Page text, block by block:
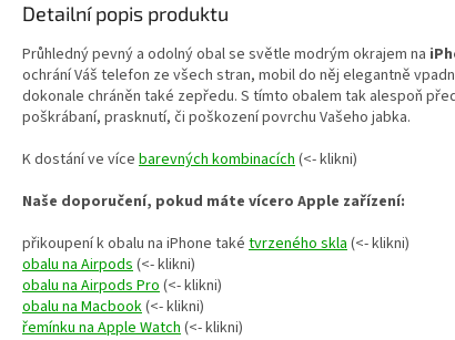
Detailní popis produktu
Průhledný pevný a odolný obal se světle modrým okrajem na
ochrání Váš telefon ze všech stran, mobil do něj elegantně
dokonale chráněn také zepředu. S tímto obalem tak alespoň
poškrábaní, prasknutí, či poškozenípovrchu Vašeho jabka.
K dostání ve více barevných kombinacích(<- klikni)
Naše doporučení, pokud máte vícero Apple zařízení:
přikoupení k obalu na iPhone také tvrzeného skla(<- klikni)
obalu na Airpods(<- klikni)
obalu na Airpods Pro(<- klikni)
obalu na Macbook(<- klikni)
řemínku na Apple Watch(<- klikni)